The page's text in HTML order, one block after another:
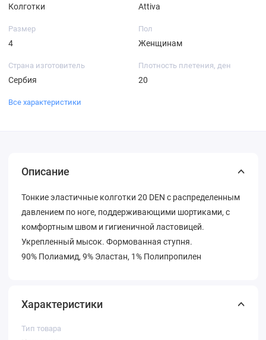
Колготки Attiva
Размер
4
Пол
Женщинам
Страна изготовитель
Сербия
Плотность плетения, ден
20
Все характеристики
Описание
Тонкие эластичные колготки 20 DEN с распределенным
давлением по ноге, поддерживающими шортиками, с
комфортным швом и гигиеничной ластовицей.
Укрепленный мысок. Формованная ступня.
90% Полиамид, 9% Эластан, 1% Полипропилен
Характеристики
Тип товара